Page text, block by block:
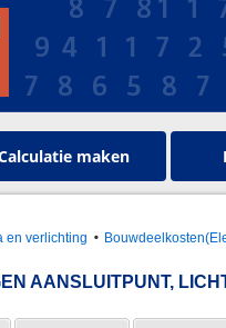
maken
en verlichting
AANSLUITPUNT,